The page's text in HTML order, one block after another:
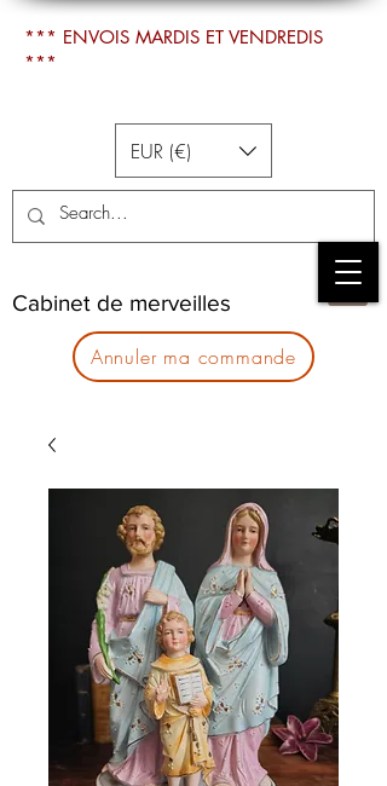
Cabinet de merveilles
*** ENVOIS MARDIS ET VENDREDIS
***
EUR (€)
Annuler ma commande